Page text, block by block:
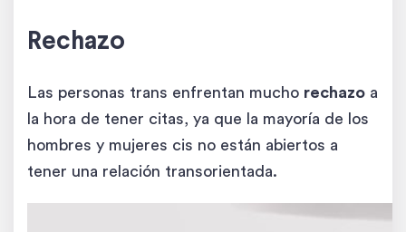
Rechazo
Las personas trans enfrentan mucho rechazo a
la hora de tener citas, ya que la mayoría de los
hombres y mujeres cis no están abiertos a
tener una relación transorientada.